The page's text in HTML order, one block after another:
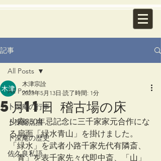
記事
All Posts
卜深庵の行事
卜深庵点描
卜深庵の歴史
佐久良私語
All Posts
5月11日 稽古場の床
木津宗詮
2023年5月13日 読了時間: 1分
少庵350年忌記念に三千家家元合作にな
る扇面「緑水青山」を掛けました。
「緑水」を武者小路千家先代有隣斎、
「青」を表千家先々代即中斎、「山」